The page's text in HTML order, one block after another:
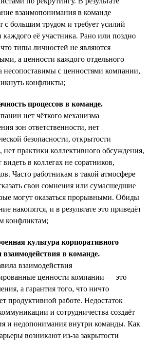
взаимопонимания в команде
с большим трудом и требует усилий
каждого её участника. Рано или поздно
что типы личностей не являются
а ценности каждого отдельного
несопоставимы с ценностями компании,
конфликты;
процессов в команде.
нет чёткого механизма
зон ответственности, нет
безопасности, открытости
практики коллективного обсуждения,
в коллегах не соратников,
Часто работникам в такой атмосфере
свои сомнения или сумасшедшие
могут оказаться прорывными. Обиды
накопятся, и в результате это приведёт
конфликтам;
культура корпоративного
в команде.
взаимодействия
ценности компании — это
а гарантия того, что ничто
продуктивной работе. Недостаток
и сотрудничества создаёт
и недопонимания внутри команды. Как
возникают из-за закрытости